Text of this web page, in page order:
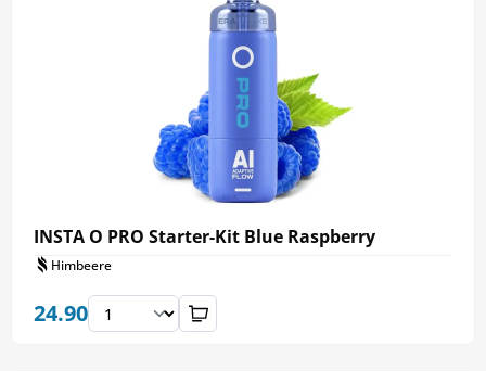
INSTA O PRO Starter-Kit Blue Raspberry
Himbeere
24.90